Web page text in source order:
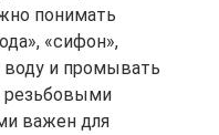
понимать
«сифон»,
воду и промывать
резьбовыми
важен для